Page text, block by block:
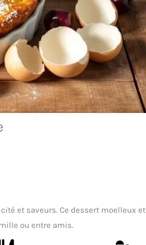
et saveurs. Ce dessert moelleux et
ou entre amis.